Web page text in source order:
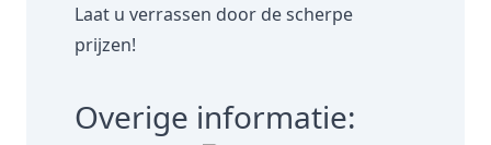
Laat u verrassen door de scherpe
prijzen!
Overige informatie: